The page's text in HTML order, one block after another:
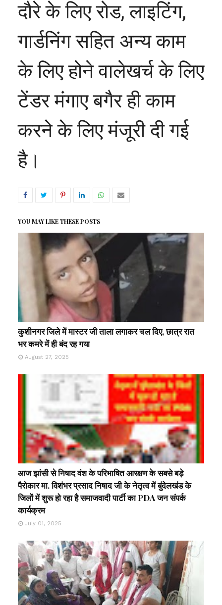
दौरे के लिए रोड, लाइटिंग,
गार्डनिंग सहित अन्य काम
के लिए होने वालेखर्च के लिए
टेंडर मंगाए बगैर ही काम
करने के लिए मंजूरी दी गई
है।
YOU MAY LIKE THESE POSTS
कुशीनगर जिले में मास्टर जी ताला लगाकर चल दिए, छात्र रात
भर कमरे में ही बंद रह गया
August 27, 2025
आज झांसी से निषाद वंश के परिभाषित आरक्षण के सबसे बड़े
पैरोकार मा. विशंभर प्रसाद निषाद जी के नेतृत्व में बुंदेलखंड के
जिलों में शुरू हो रहा है समाजवादी पार्टी का PDA जन संपर्क
कार्यक्रम
July 01, 2025